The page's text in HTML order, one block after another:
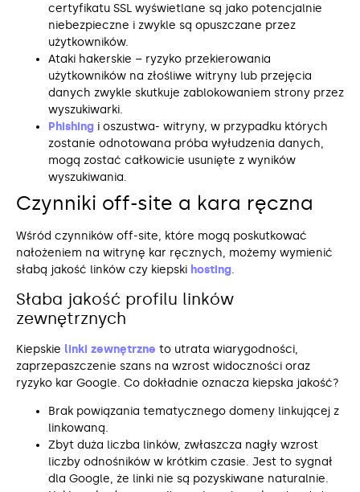
certyfikatu SSL wyświetlane są jako potencjalnie
niebezpieczne i zwykle są opuszczane przez
użytkowników.
Ataki hakerskie – ryzyko przekierowania
użytkowników na złośliwe witryny lub przejęcia
danych zwykle skutkuje zablokowaniem strony przez
wyszukiwarki.
Phishing i oszustwa- witryny, w przypadku których
zostanie odnotowana próba wyłudzenia danych,
mogą zostać całkowicie usunięte z wyników
wyszukiwania.
Czynniki off-site a kara ręczna
Wśród czynników off-site, które mogą poskutkować
nałożeniem na witrynę kar ręcznych, możemy wymienić
słabą jakość linków czy kiepski hosting.
Słaba jakość profilu linków
zewnętrznych
Kiepskie linki zewnętrzne to utrata wiarygodności,
zaprzepaszczenie szans na wzrost widoczności oraz
ryzyko kar Google. Co dokładnie oznacza kiepska jakość?
Brak powiązania tematycznego domeny linkującej z
linkowaną.
Zbyt duża liczba linków, zwłaszcza nagły wzrost
liczby odnośników w krótkim czasie. Jest to sygnał
dla Google, że linki nie są pozyskiwane naturalnie.